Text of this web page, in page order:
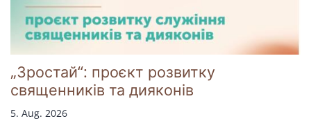
„Зростай“: проєкт розвитку
священників та дияконів
5. Aug. 2026